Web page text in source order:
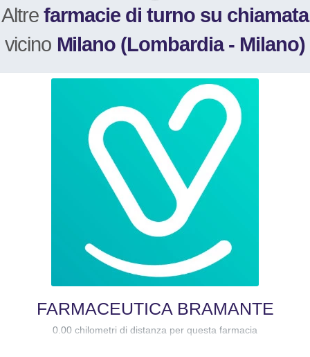
Altre farmacie di turno su chiamata
vicino Milano (Lombardia - Milano)
FARMACEUTICA BRAMANTE
0.00 chilometri di distanza per questa farmacia